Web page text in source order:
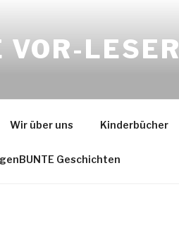
VOR-LESER
Wir über uns Kinderbücher
Geschichten